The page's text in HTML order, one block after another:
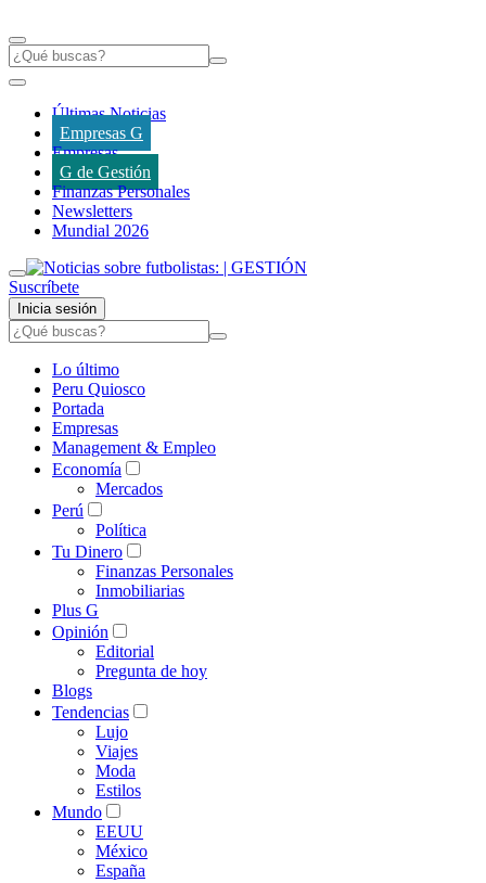
Últimas Noticias
Empresas G
Empresas
G de Gestión
Finanzas Personales
Newsletters
Mundial 2026
Suscríbete
Inicia sesión
Lo último
Peru Quiosco
Portada
Empresas
Management & Empleo
Economía
Mercados
Perú
Política
Tu Dinero
Finanzas Personales
Inmobiliarias
Plus G
Opinión
Editorial
Pregunta de hoy
Blogs
Tendencias
Lujo
Viajes
Moda
Estilos
Mundo
EEUU
México
España